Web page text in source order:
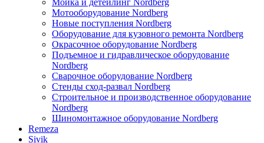
Мойка и детейлинг Nordberg
Мотооборудование Nordberg
Новые поступления Nordberg
Оборудование для кузовного ремонта Nordberg
Окрасочное оборудование Nordberg
Подъемное и гидравлическое оборудование
Nordberg
Сварочное оборудование Nordberg
Стенды сход-развал Nordberg
Строительное и производственное оборудование
Nordberg
Шиномонтажное оборудование Nordberg
Remeza
Sivik